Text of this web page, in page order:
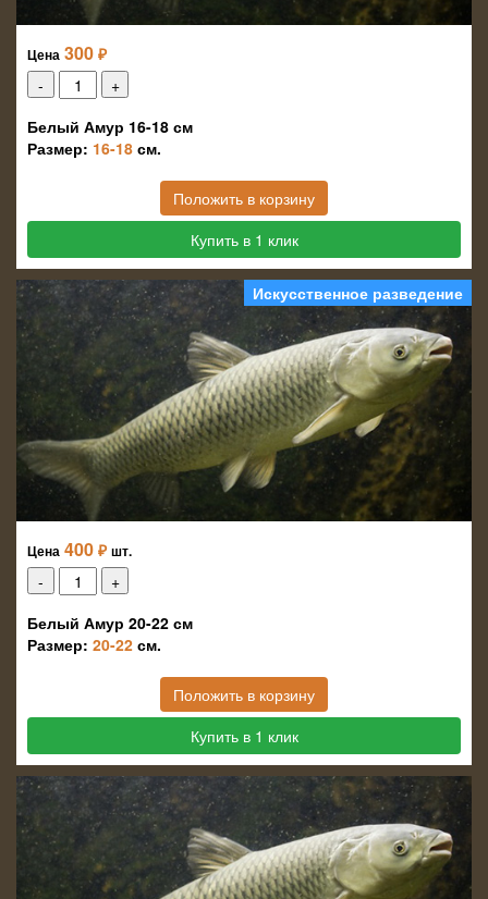
Цена 300 ₽
Белый Амур 16-18 см
Размер: 16-18 см.
Положить в корзину
Купить в 1 клик
Искусственное разведение
Цена 400 ₽ шт.
Белый Амур 20-22 см
Размер: 20-22 см.
Положить в корзину
Купить в 1 клик